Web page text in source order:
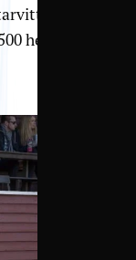
hengen